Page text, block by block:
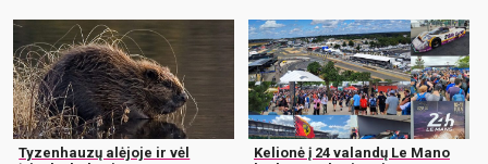
Tyzenhauzų alėjoje ir vėl
Kelionė į 24 valandų Le Mano